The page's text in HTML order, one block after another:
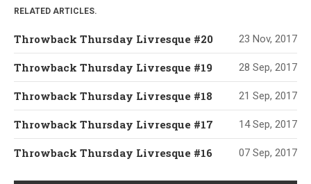
Wish-List
RELATED ARTICLES.
Throwback Thursday Livresque #20 23 Nov, 2017
Throwback Thursday Livresque #19 28 Sep, 2017
Throwback Thursday Livresque #18 21 Sep, 2017
Throwback Thursday Livresque #17 14 Sep, 2017
Throwback Thursday Livresque #16 07 Sep, 2017